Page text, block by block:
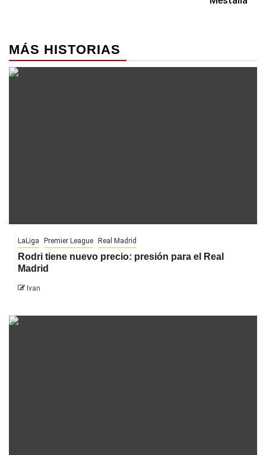
MÁS HISTORIAS
LaLiga Premier League Real Madrid
Rodri tiene nuevo precio: presión para el Real
Madrid
Ivan